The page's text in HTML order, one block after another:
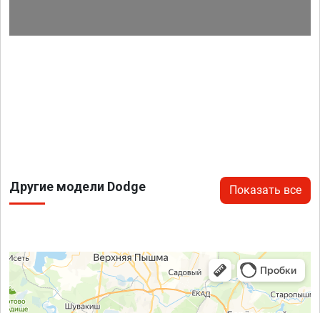
Другие модели Dodge Показать все